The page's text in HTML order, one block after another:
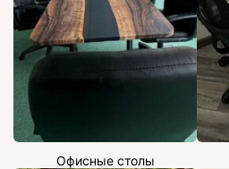
Офисные столы